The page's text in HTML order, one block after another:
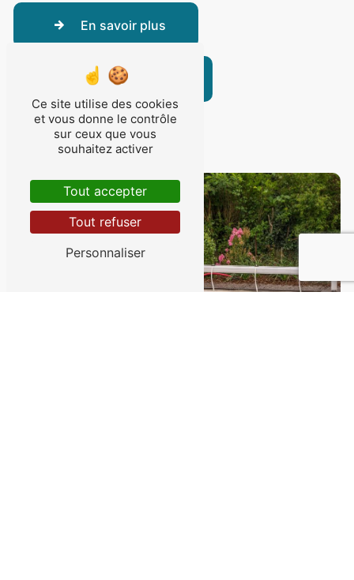
En savoir plus
Contactez-nous
Ce site utilise des cookies
et vous donne le contrôle
sur ceux que vous
souhaitez activer
Tout accepter
Tout refuser
Personnaliser